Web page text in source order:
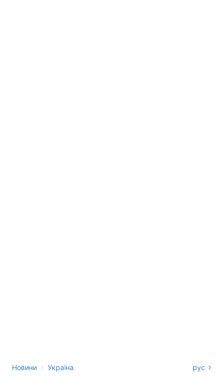
Новини › Україна рус